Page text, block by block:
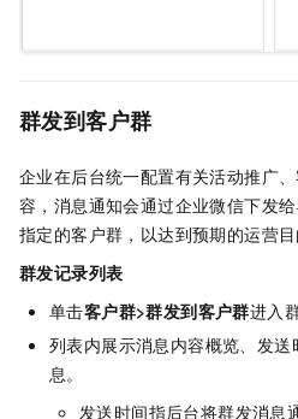
群发到客户群
企业在后台统一配置有关活动推广
容，消息通知会通过企业微信下发
指定的客户群，以达到预期的运营目
群发记录列表
单击客户群>群发到客户群进入
列表内展示消息内容概览、发
息。
发送时间指后台将群发消息